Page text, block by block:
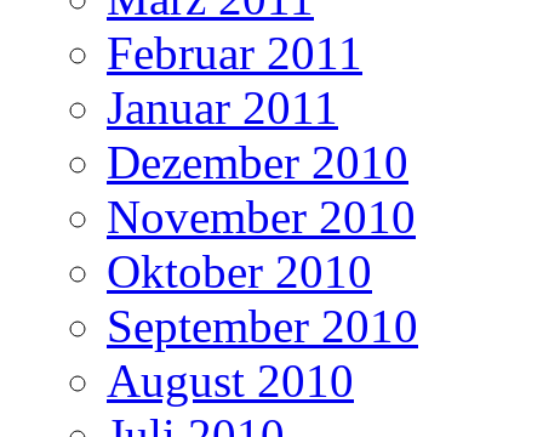
Februar 2011
Januar 2011
Dezember 2010
November 2010
Oktober 2010
September 2010
August 2010